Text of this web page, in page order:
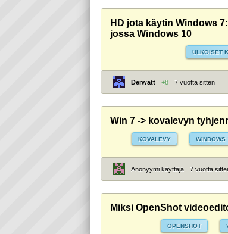
HD jota käytin Windows
jossa Windows 10
ULKOISET
Derwatt +8 7 vuotta sitten
Win 7 -> kovalevyn
KOVALEVY WINDOWS
Anonyymi käyttäjä 7 vuotta
Miksi OpenShot
OPENSHOT